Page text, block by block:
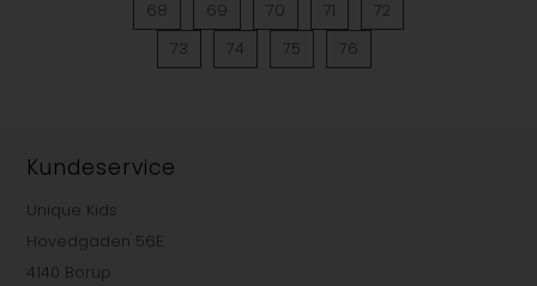
68
69 70 71
72
73
74 75 76
Kundeservice
Unique Kids
Hovedgaden 56E
4140 Borup